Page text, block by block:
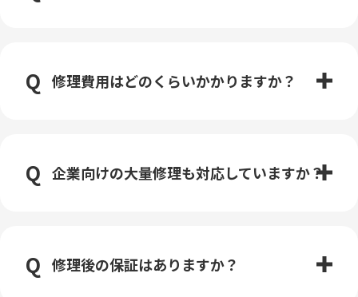
修理費用はどのくらいかかりますか？
企業向けの大量修理も対応していますか？
修理後の保証はありますか？